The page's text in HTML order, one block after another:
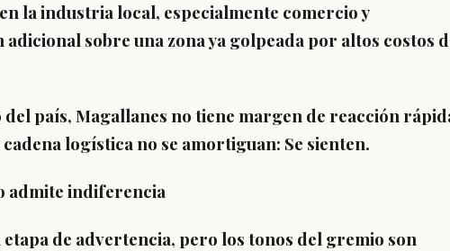
la industria local, especialmente comercio y
sobre una zona ya golpeada por altos costos
país, Magallanes no tiene margen de reacción
logística no se amortiguan: Se sienten.
admite indiferencia
de advertencia, pero los tonos del gremio son